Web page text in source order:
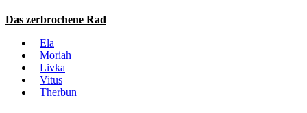
Das zerbrochene Rad
Ela
Moriah
Livka
Vitus
Therbun